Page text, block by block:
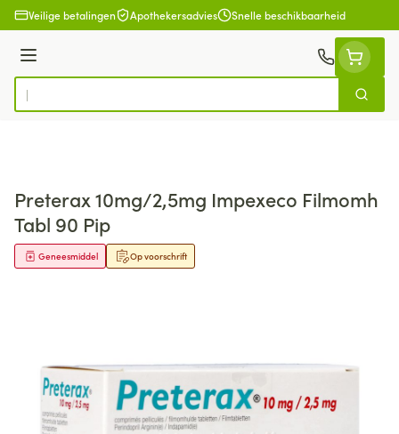
Ga naar de inhoud
Veilige betalingen Apothekersadvies Snelle beschikbaarheid
Menu
Product, merk, categorie...
Zoek
Preterax 10mg/2,5mg Impexeco Filmomh
Tabl 90 Pip
Op voorschrift
Geneesmiddel